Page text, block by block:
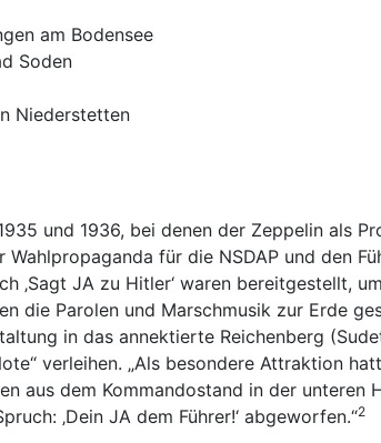
am Bodensee
Soden
Niederstetten
und 1936, bei denen der Zeppelin als
für die NSDAP und den
‚Sagt JA zu Hitler‘ waren bereitgestellt,
die Parolen und Marschmusik zur Erde
in das annektierte Reichenberg
verleihen. „Als besondere Attraktion
aus dem Kommandostand in der
‚Dein JA dem Führer!‘ abgeworfen.“2